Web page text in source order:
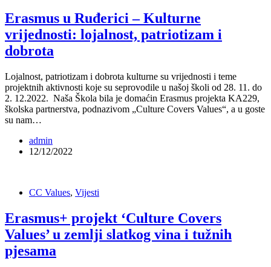
Erasmus u Ruđerici – Kulturne
vrijednosti: lojalnost, patriotizam i
dobrota
Lojalnost, patriotizam i dobrota kulturne su vrijednosti i teme
projektnih aktivnosti koje su seprovodile u našoj školi od 28. 11. do
2. 12.2022. Naša Škola bila je domaćin Erasmus projekta KA229,
školska partnerstva, podnazivom „Culture Covers Values“, a u goste
su nam…
admin
12/12/2022
CC Values, Vijesti
Erasmus+ projekt ‘Culture Covers
Values’ u zemlji slatkog vina i tužnih
pjesama